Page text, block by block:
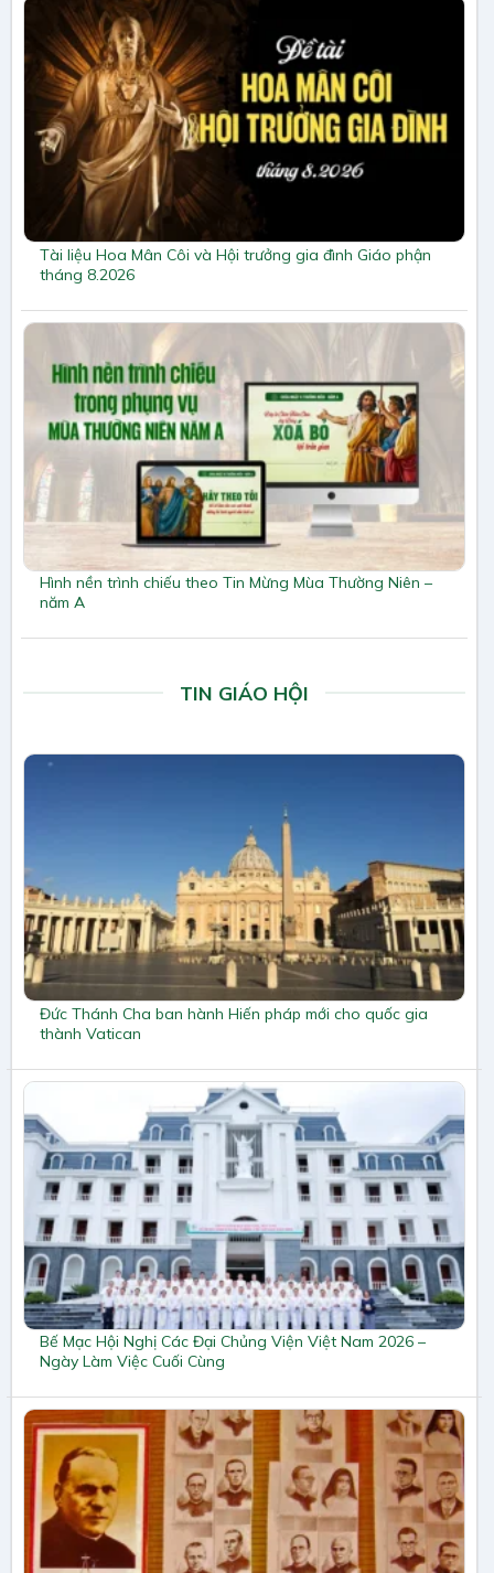
Tài liệu Hoa Mân Côi và Hội trưởng gia đình Giáo phận
tháng 8.2026
Hình nền trình chiếu theo Tin Mừng Mùa Thường Niên –
năm A
TIN GIÁO HỘI
Đức Thánh Cha ban hành Hiến pháp mới cho quốc gia
thành Vatican
Bế Mạc Hội Nghị Các Đại Chủng Viện Việt Nam 2026 –
Ngày Làm Việc Cuối Cùng